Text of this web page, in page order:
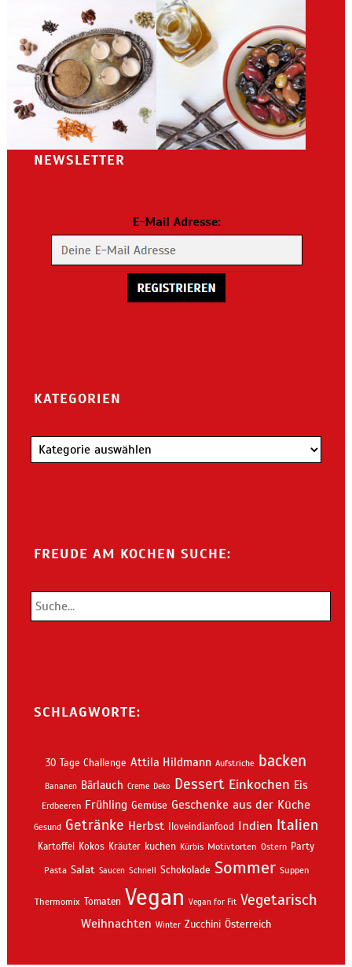
NEWSLETTER
KATEGORIEN
Kategorien
FREUDE AM KOCHEN SUCHE:
SCHLAGWORTE:
30 Tage Challenge Attila Hildmann Aufstriche backen
Bananen Bärlauch Creme Deko Dessert Einkochen Eis
Erdbeeren Frühling Gemüse Geschenke aus der Küche
Gesund Getränke Herbst Iloveindianfood Indien Italien
Kartoffel Kokos Kräuter kuchen Kürbis Motivtorten Ostern Party
Pasta Salat Saucen Schnell Schokolade Sommer Suppen
Thermomix Tomaten Vegan Vegan for Fit Vegetarisch
Weihnachten Winter Zucchini Österreich